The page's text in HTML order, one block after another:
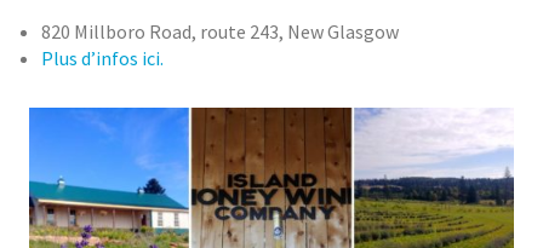
820 Millboro Road, route 243, New Glasgow
Plus d’infos ici.